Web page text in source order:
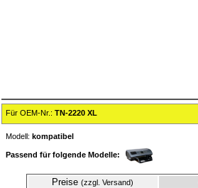
Für OEM-Nr.: TN-2220 XL
Modell: kompatibel
Passend für folgende Modelle:
Preise (zzgl. Versand)